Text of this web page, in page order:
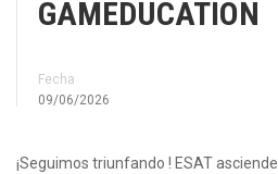
GAMEDUCATION
Fecha
09/06/2026
¡Seguimos triunfando ! ESAT